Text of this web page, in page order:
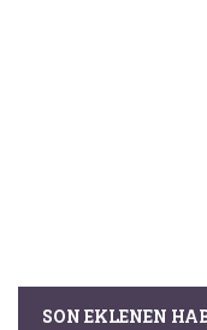
SON EKLENEN